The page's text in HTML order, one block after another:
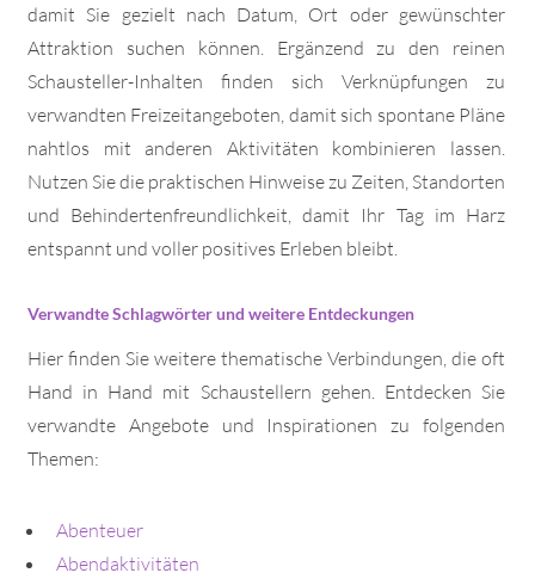
damit Sie gezielt nach Datum, Ort oder gewünschter
Attraktion suchen können. Ergänzend zu den reinen
Schausteller-Inhalten finden sich Verknüpfungen zu
verwandten Freizeitangeboten, damit sich spontane Pläne
nahtlos mit anderen Aktivitäten kombinieren lassen.
Nutzen Sie die praktischen Hinweise zu Zeiten, Standorten
und Behindertenfreundlichkeit, damit Ihr Tag im Harz
entspannt und voller positives Erleben bleibt.
Verwandte Schlagwörter und weitere Entdeckungen
Hier finden Sie weitere thematische Verbindungen, die oft
Hand in Hand mit Schaustellern gehen. Entdecken Sie
verwandte Angebote und Inspirationen zu folgenden
Themen:
Abenteuer
Abendaktivitäten